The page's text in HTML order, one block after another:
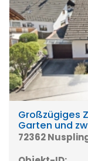
Großzügiges
Garten und
72362